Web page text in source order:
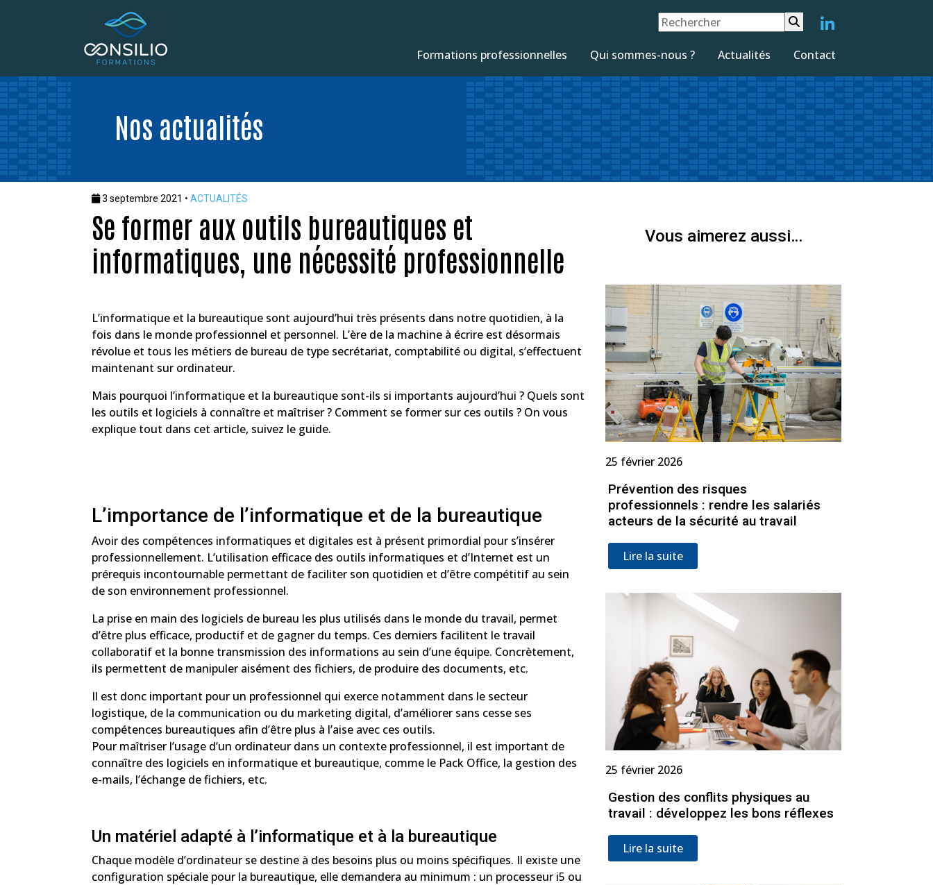
Search
for:
Formations professionnelles
Qui sommes-nous ? Actualités Contact
Nos actualités
3 septembre 2021 • ACTUALITÉS
Se former aux outils bureautiques et
informatiques, une nécessité professionnelle
L’informatique et la bureautique sont aujourd’hui très présents dans notre quotidien, à la
fois dans le monde professionnel et personnel. L’ère de la machine à écrire est désormais
révolue et tous les métiers de bureau de type secrétariat, comptabilité ou digital, s’effectuent
maintenant sur ordinateur.
Mais pourquoi l’informatique et la bureautique sont-ils si importants aujourd’hui ? Quels sont
les outils et logiciels à connaître et maîtriser ? Comment se former sur ces outils ? On vous
explique tout dans cet article, suivez le guide.
L’importance de l’informatique et de la bureautique
Avoir des compétences informatiques et digitales est à présent primordial pour s’insérer
professionnellement. L’utilisation efficace des outils informatiques et d’Internet est un
prérequis incontournable permettant de faciliter son quotidien et d’être compétitif au sein
de son environnement professionnel.
La prise en main des logiciels de bureau les plus utilisés dans le monde du travail, permet
d’être plus efficace, productif et de gagner du temps. Ces derniers facilitent le travail
collaboratif et la bonne transmission des informations au sein d’une équipe. Concrètement,
ils permettent de manipuler aisément des fichiers, de produire des documents, etc.
Il est donc important pour un professionnel qui exerce notamment dans le secteur
logistique, de la communication ou du marketing digital, d’améliorer sans cesse ses
compétences bureautiques afin d’être plus à l’aise avec ces outils.
Pour maîtriser l’usage d’un ordinateur dans un contexte professionnel, il est important de
connaître des logiciels en informatique et bureautique, comme le Pack Office, la gestion des
e-mails, l’échange de fichiers, etc.
Un matériel adapté à l’informatique et à la bureautique
Chaque modèle d’ordinateur se destine à des besoins plus ou moins spécifiques. Il existe une
configuration spéciale pour la bureautique, elle demandera au minimum : un processeur i5 ou
Vous aimerez aussi…
25 février 2026
Prévention des risques
professionnels : rendre les salariés
acteurs de la sécurité au travail
Lire la suite
25 février 2026
Gestion des conflits physiques au
travail : développez les bons réflexes
Lire la suite